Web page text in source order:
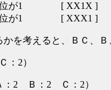
2の位が1 [ XX1X ]
1の位が1 [ XXX1 ]
るかを考えると、Ｂ
2）
2 Ｂ：2 Ｃ：2）